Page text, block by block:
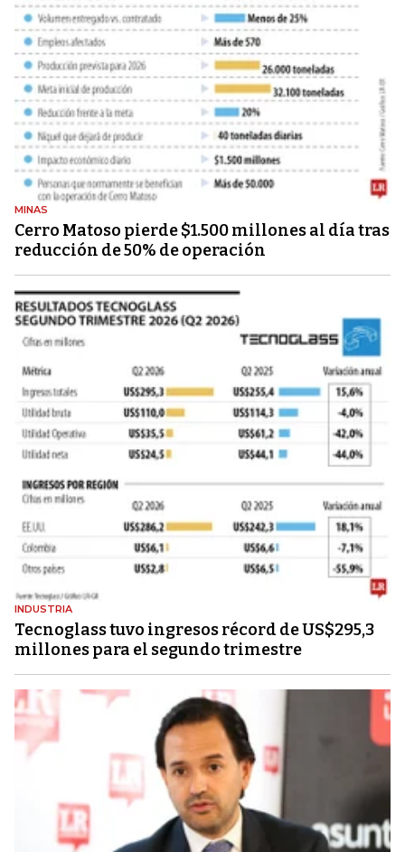
MINAS
Cerro Matoso pierde $1.500 millones al día tras
reducción de 50% de operación
INDUSTRIA
Tecnoglass tuvo ingresos récord de US$295,3
millones para el segundo trimestre